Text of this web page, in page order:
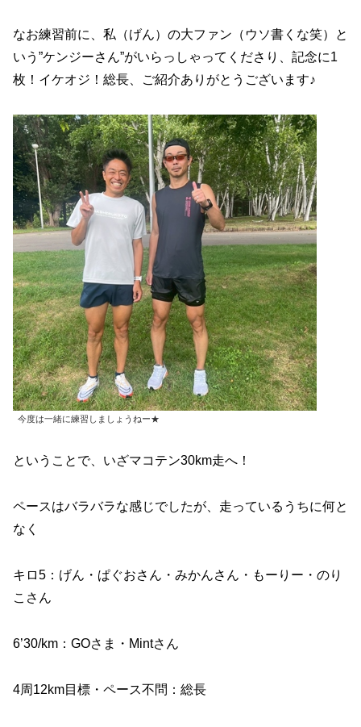
なお練習前に、私（げん）の大ファン（ウソ書くな笑）と
いう”ケンジーさん”がいらっしゃってくださり、記念に1
枚！イケオジ！総長、ご紹介ありがとうございます♪
今度は一緒に練習しましょうねー★
ということで、いざマコテン30km走へ！
ペースはバラバラな感じでしたが、走っているうちに何と
なく
キロ5：げん・ぱぐおさん・みかんさん・もーりー・のり
こさん
6’30/km：GOさま・Mintさん
4周12km目標・ペース不問：総長